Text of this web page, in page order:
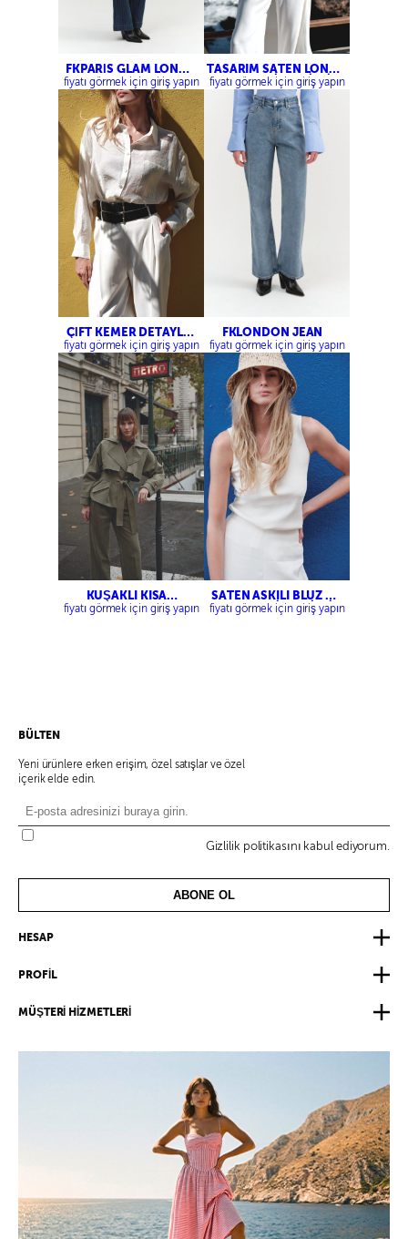
FKPARİS GLAM LONG
JEAN
fiyatı görmek için giriş yapın
TASARIM SATEN LONG
TOP – BELİ LASTİKLİ
SATEN PANTOLON
fiyatı görmek için giriş yapın
ÇİFT KEMER DETAYLI
PALAZZO PANTOLON
fiyatı görmek için giriş yapın
FKLONDON JEAN
fiyatı görmek için giriş yapın
KUŞAKLI KISA
TRENÇKOT
fiyatı görmek için giriş yapın
SATEN ASKILI BLUZ –
SATEN BELİ LASTİKLİ
PANTOLON
fiyatı görmek için giriş yapın
BÜLTEN
Yeni ürünlere erken erişim, özel satışlar ve özel
içerik elde edin.
Gizlilik politikasını kabul ediyorum.
ABONE OL
HESAP
PROFİL
MÜŞTERİ HİZMETLERİ